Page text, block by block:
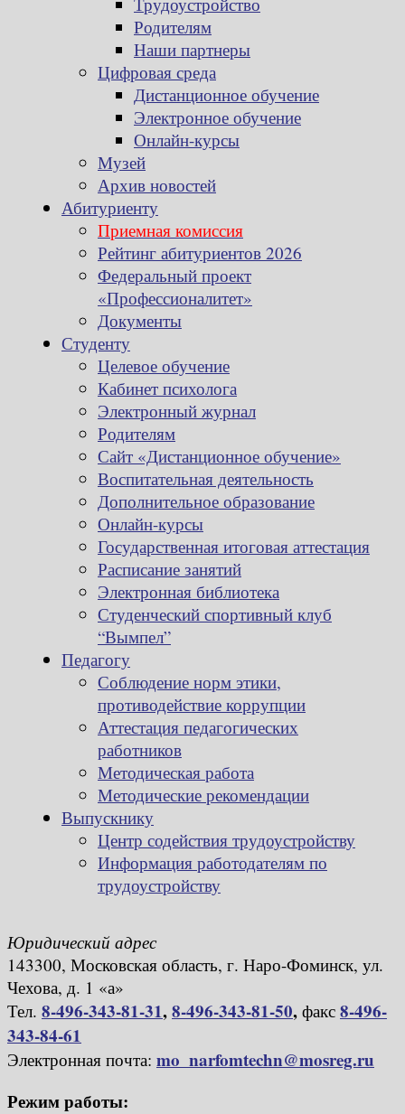
Родителям
Наши партнеры
Цифровая среда
Дистанционное обучение
Электронное обучение
Онлайн-курсы
Музей
Архив новостей
Абитуриенту
Приемная комиссия
Рейтинг абитуриентов 2026
Федеральный проект
«Профессионалитет»
Документы
Студенту
Целевое обучение
Кабинет психолога
Электронный журнал
Родителям
Сайт «Дистанционное обучение»
Воспитательная деятельность
Дополнительное образование
Онлайн-курсы
Государственная итоговая аттестация
Расписание занятий
Электронная библиотека
Студенческий спортивный клуб
“Вымпел”
Педагогу
Соблюдение норм этики,
противодействие коррупции
Аттестация педагогических
работников
Методическая работа
Методические рекомендации
Выпускнику
Центр содействия трудоустройству
Информация работодателям по
трудоустройству
Юридический адрес
143300, Московская область, г. Наро-Фоминск, ул.
Чехова, д. 1 «а»
Тел. 8-496-343-81-31,8-496-343-81-50, факс 8-496-
343-84-61
Электронная почта: mo_narfomtechn@mosreg.ru
Режим работы: